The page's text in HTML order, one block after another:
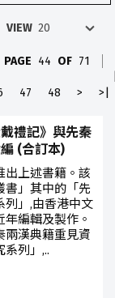
VIEW
PAGE 44 OF 71
47 48 > >|
禮記》與先秦
(合訂本)
出上述書籍。該
書」其中的「先
列」,由香港中文
編輯及製作。
兩漢典籍重見資
列」,..